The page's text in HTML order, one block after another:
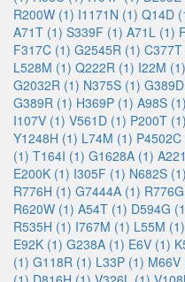
R200W (1) I1171N (1) Q14D
A71T (1) S339F (1) A71L (1)
F317C (1) G2545R (1)
L528M (1) Q222R (1) I22M (1)
G2032R (1) N375S (1)
G389R (1) H369P (1) A98S (1)
I107V (1) V561D (1) P200T (1)
Y1248H (1) L74M (1) P4502C
(1) T164I (1) G1628A (1)
E200K (1) I305F (1) N682S (1)
R776H (1) G7444A (1)
R620W (1) A54T (1) D594G
R535H (1) I767M (1) L55M (1)
E92K (1) G238A (1) E6V (1)
(1) G118R (1) L33P (1) M66V